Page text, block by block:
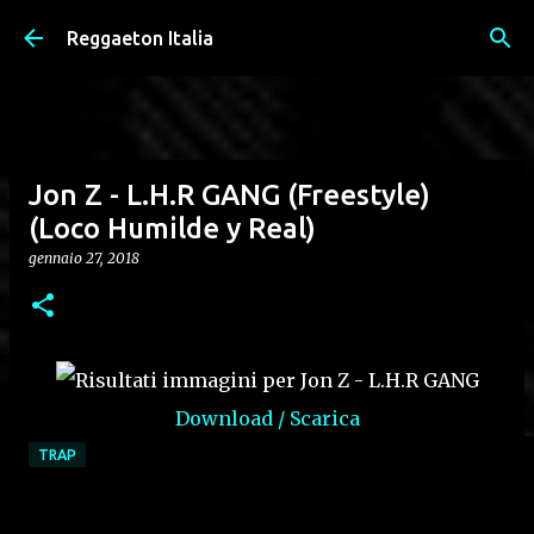
Passa ai contenuti principali
Reggaeton Italia
Jon Z - L.H.R GANG (Freestyle)
(Loco Humilde y Real)
gennaio 27, 2018
Download / Scarica
TRAP